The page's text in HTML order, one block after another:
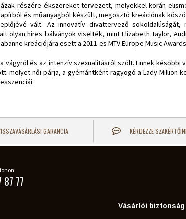
részére ékszereket tervezett, melyekkel korán
és műanyagból készült, megosztó kreációnak
vált. Az innovatív divattervező
olyan híres bálványok viselték, mint Elizabeth Taylor,
kreációjára esett a 2011-es MTV Europe Music
vágyról és az intenzív szexualitásról szólt. Ennek későbbi
melyet női párja, a gyémántként ragyogó a Lady Million
GARANCIA KÉRDEZZE
77
Vásárlói biztonság